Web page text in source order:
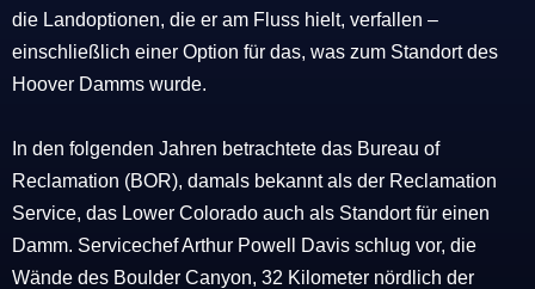
die Landoptionen, die er am Fluss hielt, verfallen –
einschließlich einer Option für das, was zum Standort des
Hoover Damms wurde.
In den folgenden Jahren betrachtete das Bureau of
Reclamation (BOR), damals bekannt als der Reclamation
Service, das Lower Colorado auch als Standort für einen
Damm. Servicechef Arthur Powell Davis schlug vor, die
Wände des Boulder Canyon, 32 Kilometer nördlich der